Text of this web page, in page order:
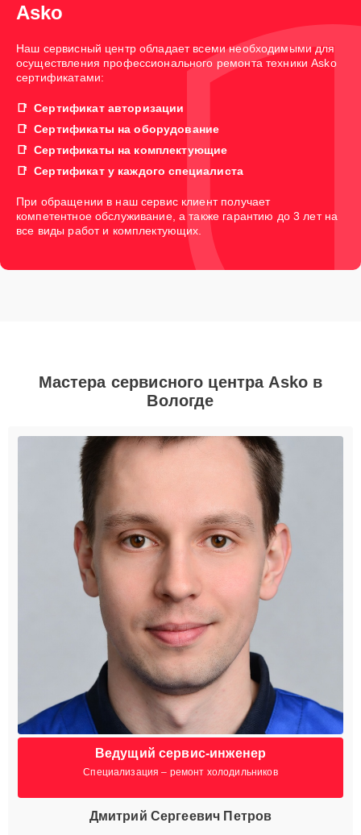
Asko
Наш сервисный центр обладает всеми необходимыми для
осуществления профессионального ремонта техники Asko
сертификатами:
Сертификат авторизации
Сертификаты на оборудование
Сертификаты на комплектующие
Сертификат у каждого специалиста
При обращении в наш сервис клиент получает
компетентное обслуживание, а также гарантию до 3 лет на
все виды работ и комплектующих.
Мастера сервисного центра Asko в
Вологде
Ведущий сервис-инженер
Специализация – ремонт холодильников
Дмитрий Сергеевич Петров